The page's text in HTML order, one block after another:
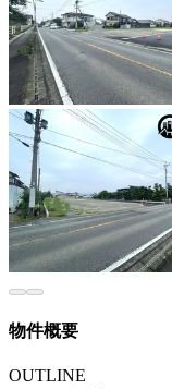
物件概要
OUTLINE